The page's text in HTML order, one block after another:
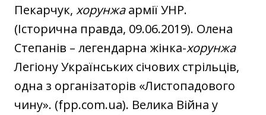
Пекарчук, хорунжаармії УНР.
(Історична правда, 09.06.2019). Олена
Степанів – легендарна жінка-хорунжа
Легіону Українських січових стрільців,
одна з організаторів «Листопадового
чину». (fpp.com.ua). Велика Війна у